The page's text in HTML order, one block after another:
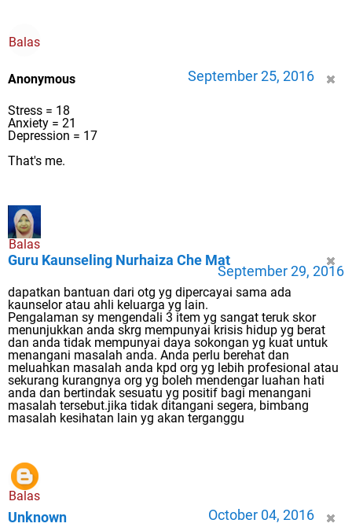
Balas
Anonymous September 25, 2016
Stress = 18
Anxiety = 21
Depression = 17
That's me.
Balas
Guru Kaunseling Nurhaiza Che Mat
September 29, 2016
dapatkan bantuan dari otg yg dipercayai sama ada
kaunselor atau ahli keluarga yg lain.
Pengalaman sy mengendali 3 item yg sangat teruk skor
menunjukkan anda skrg mempunyai krisis hidup yg berat
dan anda tidak mempunyai daya sokongan yg kuat untuk
menangani masalah anda. Anda perlu berehat dan
meluahkan masalah anda kpd org yg lebih profesional atau
sekurang kurangnya org yg boleh mendengar luahan hati
anda dan bertindak sesuatu yg positif bagi menangani
masalah tersebut.jika tidak ditangani segera, bimbang
masalah kesihatan lain yg akan terganggu
Balas
Unknown October 04, 2016